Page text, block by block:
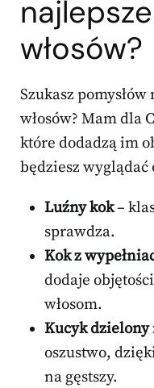
włosów?
Szukasz
włosów? Mam dla
które dodadzą im
będziesz wyglądać
Luźny kok–
sprawdza.
Kok z
dodaje
włosom.
Kucyk dzielony
oszustwo,
na gęstszy.